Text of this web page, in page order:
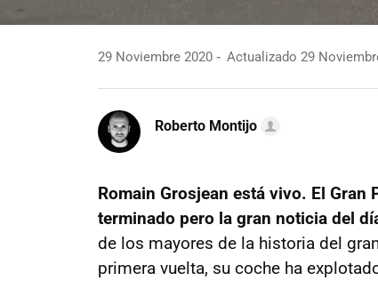
29 Noviembre 2020 Actualizado 29
Roberto Montijo
Romain Grosjean está vivo. El Gran
terminado pero la gran noticia del
de los mayores de la historia del
primera vuelta, su coche ha